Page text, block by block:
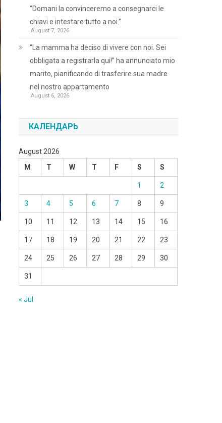
“Domani la convinceremo a consegnarci le
chiavi e intestare tutto a noi.”
August 7, 2026
“La mamma ha deciso di vivere con noi. Sei
obbligata a registrarla qui!” ha annunciato mio
marito, pianificando di trasferire sua madre
nel nostro appartamento
August 6, 2026
КАЛЕНДАРЬ
August 2026
M
T W T F S S
1 2
3 4 5 6 7 8 9
10 11 12 13 14 15 16
17 18 19 20 21 22 23
24 25 26 27 28 29 30
31
« Jul